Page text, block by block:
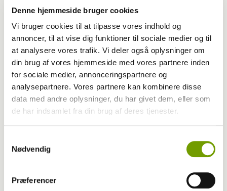
Denne hjemmeside bruger cookies
Vi bruger cookies til at tilpasse vores indhold og
annoncer, til at vise dig funktioner til sociale medier og til
at analysere vores trafik. Vi deler også oplysninger om
din brug af vores hjemmeside med vores partnere inden
for sociale medier, annonceringspartnere og
analysepartnere. Vores partnere kan kombinere disse
data med andre oplysninger, du har givet dem, eller som
de har indsamlet fra din brug af deres tjenester.
Nødvendig
Præferencer
Aktuelt
Påkørt hund fandt hjem